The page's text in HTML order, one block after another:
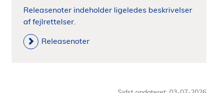
Releasenoter indeholder ligeledes beskrivelser
af fejlrettelser.
Releasenoter